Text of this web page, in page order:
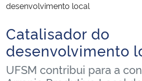
Ministério da Infraestrutura
Ministério da Agricultura, Pecuária e
desenvolvimento local
Início do conteúdo
Catalisador do
desenvolvimento
UFSM contribui para a